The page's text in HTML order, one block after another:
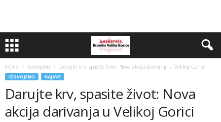
Home Izdvojeno Darujte krv, spasite život: Nova akcija darivanja u Velikoj Gorici
IZDVOJENO NAJAVE
Darujte krv, spasite život: Nova
akcija darivanja u Velikoj Gorici